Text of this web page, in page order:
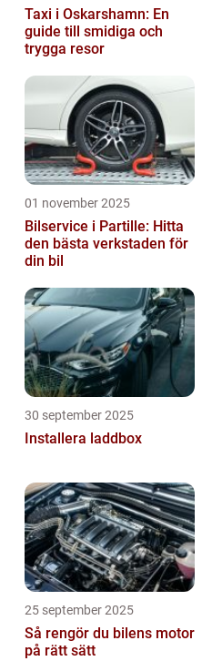
Taxi i Oskarshamn: En
guide till smidiga och
trygga resor
01 november 2025
Bilservice i Partille: Hitta
den bästa verkstaden för
din bil
30 september 2025
Installera laddbox
25 september 2025
Så rengör du bilens motor
på rätt sätt